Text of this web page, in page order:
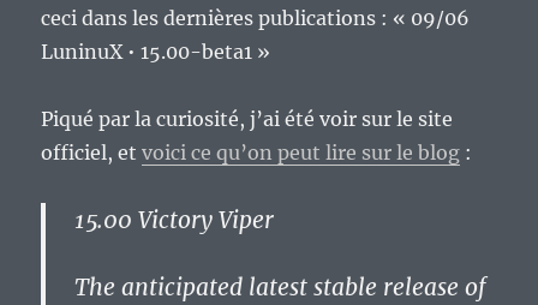
ceci dans les dernières publications : « 09/06
LuninuX • 15.00-beta1 »
Piqué par la curiosité, j’ai été voir sur le site
officiel, etvoici ce qu’on peut lire sur le blog :
15.00 Victory Viper
The anticipated latest stable release of